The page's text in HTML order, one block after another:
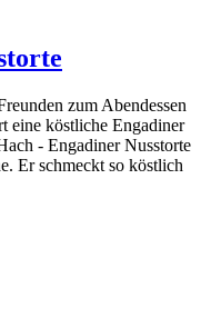
zum Abendessen
eine köstliche Engadiner
- Engadiner Nusstorte
Er schmeckt so köstlich